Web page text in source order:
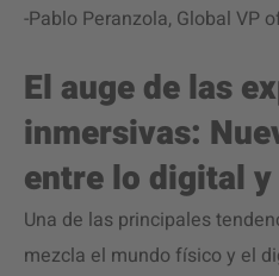
-Pablo Peranzola, Global VP
El auge de las
inmersivas:
entre lo digital
Una de las principales
mezcla el mundo físico y el